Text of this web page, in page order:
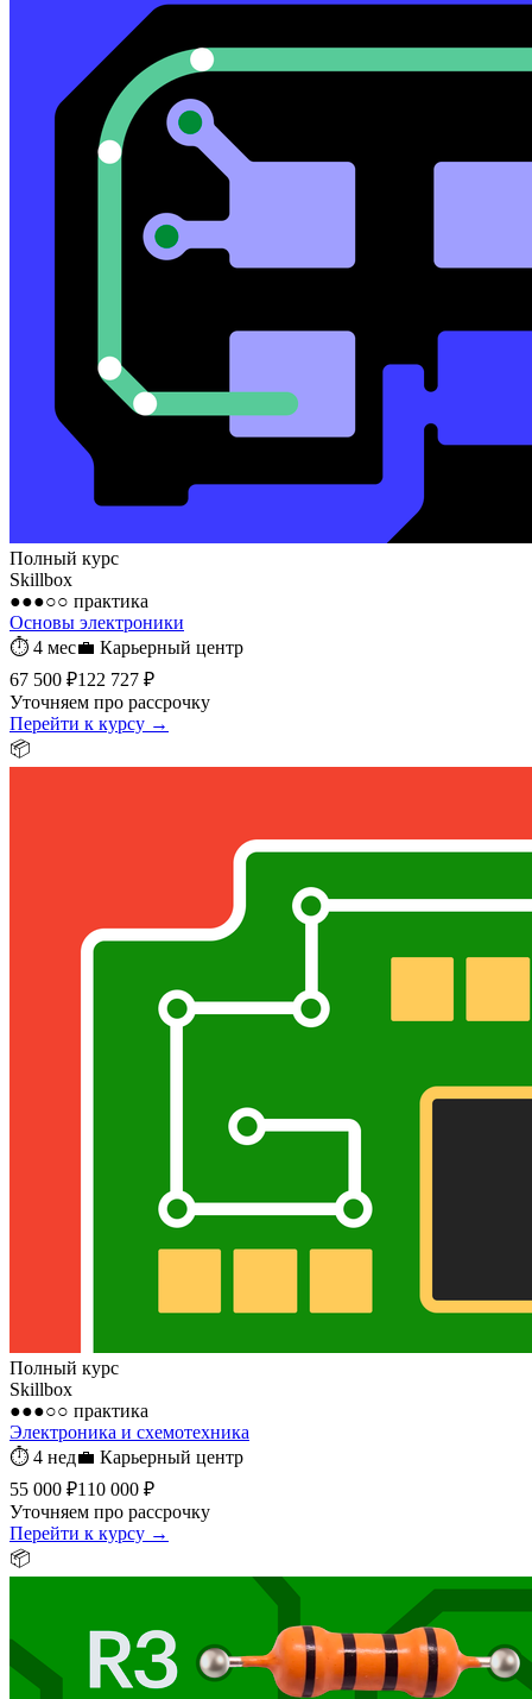
Полный курс
Skillbox
●●●○○ практика
Основы электроники
⏱ 4 мес💼 Карьерный центр
67 500 ₽122 727 ₽
Уточняем про рассрочку
Перейти к курсу →
📦
Полный курс
Skillbox
●●●○○ практика
Электроника и схемотехника
⏱ 4 нед💼 Карьерный центр
55 000 ₽110 000 ₽
Уточняем про рассрочку
Перейти к курсу →
📦